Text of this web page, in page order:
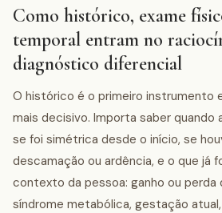
Como histórico, exame
temporal entram no
diagnóstico diferencial
O histórico é o primeiro instrumento
mais decisivo. Importa saber quando
se foi simétrica desde o início, se
descamação ou ardência, e o que já
contexto da pessoa: ganho ou perda
síndrome metabólica, gestação